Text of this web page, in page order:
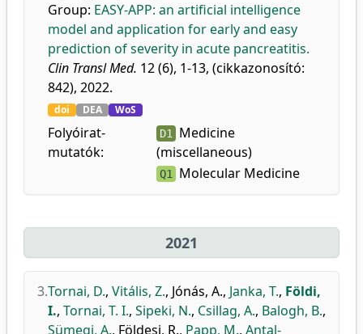
Group: EASY-APP: an artificial intelligence
model and application for early and easy
prediction of severity in acute pancreatitis.
Clin Transl Med. 12 (6), 1-13, (cikkazonosító:
842), 2022.
doi DEA WoS
Folyóirat-
mutatók:
D1 Medicine
(miscellaneous)
Q1 Molecular Medicine
2021
3.Tornai, D., Vitális, Z., Jónás, A., Janka, T., Földi,
I., Tornai, T. I., Sipeki, N., Csillag, A., Balogh, B.,
Sümegi, A., Földesi, R., Papp, M., Antal-